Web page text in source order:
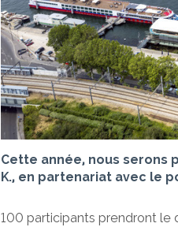
Cette année, nous serons
K., en partenariat avec le
100 participants prendront le